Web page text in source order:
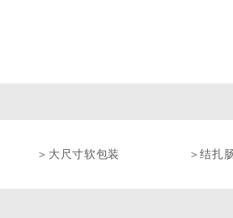
＞大尺寸软包装 ＞结扎